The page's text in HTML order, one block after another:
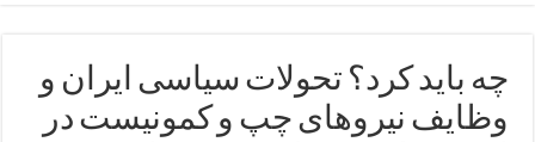
چه باید کرد؟ تحولات سیاسی ایران و
وظایف نیروهای چپ و کمونیست در